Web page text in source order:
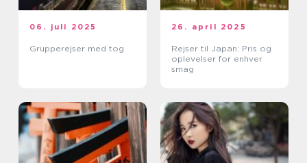
06. juli 2025
Grupperejser med tog
26. april 2025
Rejser til Japan: Pris og
oplevelser for enhver
smag